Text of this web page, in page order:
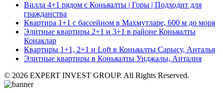
Вилла 4+1 рядом с Коньяалты | Горы | Подходит для
гражданства
Квартира 1+1 с бассейном в Махмутларе, 600 м до моря
Элитные квартиры 2+1 и 3+1 в районе Коньяалты
Конаклар
Квартиры 1+1, 2+1 и Loft в Коньяалты Сарысу, Анталья
Элитные квартиры в Коньяалты Унджалы, Анталия
© 2026 EXPERT INVEST GROUP. All Rights Reserved.